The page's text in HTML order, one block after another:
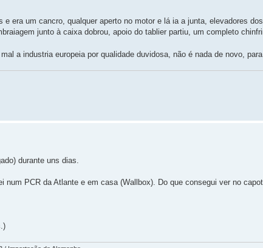
era um cancro, qualquer aperto no motor e lá ia a junta, elevadores
junto à caixa dobrou, apoio do tablier partiu, um completo
a industria europeia por qualidade duvidosa, não é nada de novo, para
durante uns dias.
num PCR da Atlante e em casa (Wallbox). Do que consegui ver no